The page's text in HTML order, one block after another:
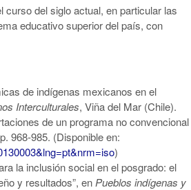
del siglo actual, en particular las
educativo superior del país, con
de indígenas mexicanos en el
Interculturales, Viña del Mar (Chile).
de un programa no convencional
968-985. (Disponible en:
)
la inclusión social en el posgrado: el
y resultados”, en Pueblos indígenas y